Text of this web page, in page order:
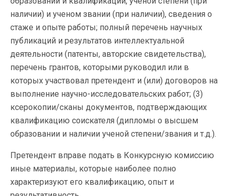
наличии) и ученом звании (при наличии), сведения о
стаже и опыте работы; полный перечень научных
публикаций и результатов интеллектуальной
деятельности (патенты, авторские свидетельства),
перечень грантов, которыми руководил или в
которых участвовал претендент и (или) договоров на
выполнение научно-исследовательских работ; (3)
ксерокопии/сканы документов, подтверждающих
квалификацию соискателя (дипломы о высшем
образовании и наличии ученой степени/звания и т.д.).
Претендент вправе подать в Конкурсную комиссию
иные материалы, которые наиболее полно
характеризуют его квалификацию, опыт и